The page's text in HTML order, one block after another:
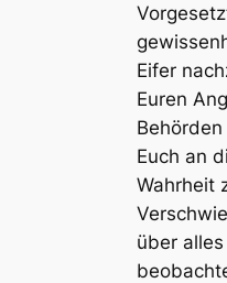
Eifer
Euren
Behörden
Euch an
Wahrheit
über alles